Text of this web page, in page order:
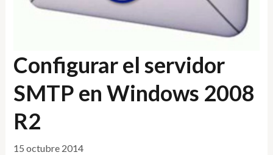
Configurar el servidor
SMTP en Windows 2008
R2
15 octubre 2014